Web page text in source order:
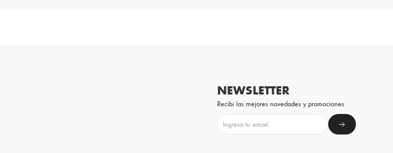
NEWSLETTER
Recibi las mejores novedades y promociones